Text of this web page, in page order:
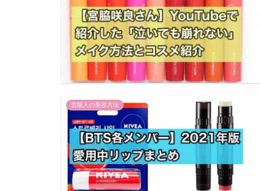
芸能人の美容方法